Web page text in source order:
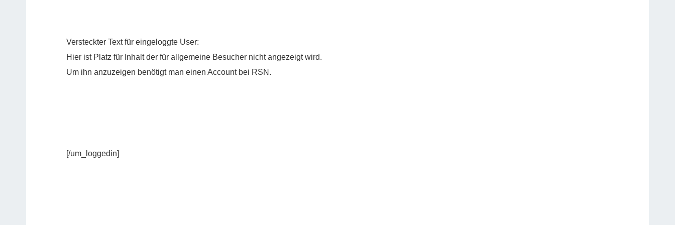
Versteckter Text für eingeloggte User:
Hier ist Platz für Inhalt der für allgemeine Besucher nicht angezeigt wird.
Um ihn anzuzeigen benötigt man einen Account bei RSN.
[/um_loggedin]